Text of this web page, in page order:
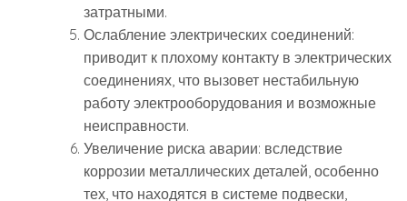
затратными.
Ослабление электрических соединений:
приводит к плохому контакту в электрических
соединениях, что вызовет нестабильную
работу электрооборудования и возможные
неисправности.
Увеличение риска аварии: вследствие
коррозии металлических деталей, особенно
тех, что находятся в системе подвески,